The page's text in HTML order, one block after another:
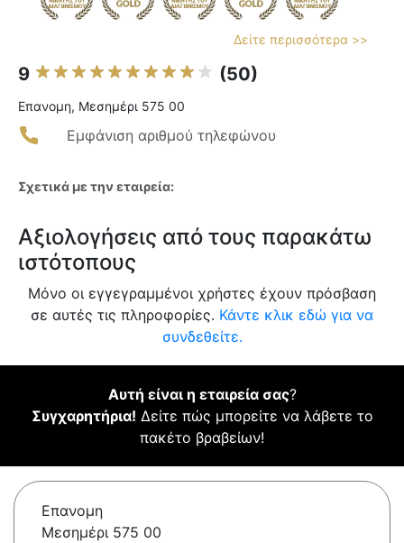
Δείτε περισσότερα >>
9 (50)
Επανομη, Μεσημέρι 575 00
Εμφάνιση αριθμού τηλεφώνου
Σχετικά με την εταιρεία:
Αξιολογήσεις από τους παρακάτω
ιστότοπους
Μόνο οι εγγεγραμμένοι χρήστες έχουν πρόσβαση
σε αυτές τις πληροφορίες. Κάντε κλικ εδώ για να
συνδεθείτε.
Αυτή είναι η εταιρεία σας?
Συγχαρητήρια! Δείτε πώς μπορείτε να λάβετε το
πακέτο βραβείων!
Επανομη
Μεσημέρι 575 00